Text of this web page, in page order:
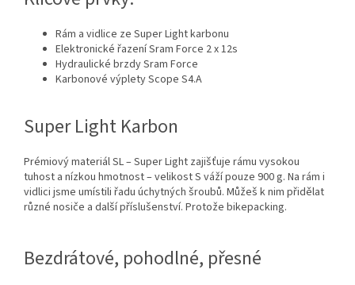
Rám a vidlice ze Super Light karbonu
Elektronické řazení Sram Force 2 x 12s
Hydraulické brzdy Sram Force
Karbonové výplety Scope S4.A
Super Light Karbon
Prémiový materiál SL – Super Light zajišťuje rámu vysokou
tuhost a nízkou hmotnost – velikost S váží pouze 900 g. Na rám i
vidlici jsme umístili řadu úchytných šroubů. Můžeš k nim přidělat
různé nosiče a další příslušenství. Protože bikepacking.
Bezdrátové, pohodlné, přesné